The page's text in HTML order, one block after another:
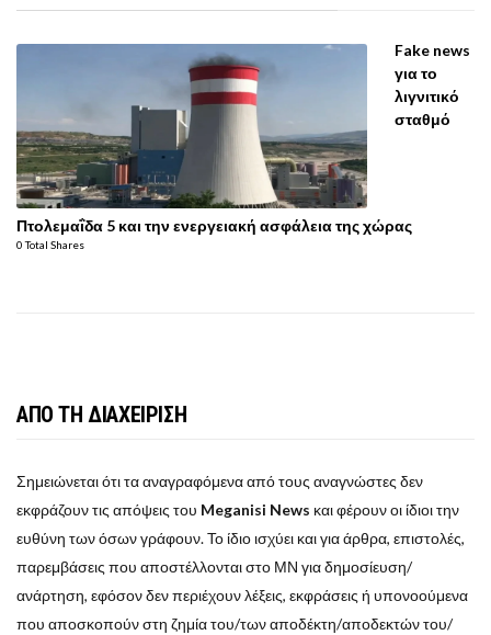
Fake news
για το
λιγνιτικό
σταθμό
Πτολεμαΐδα 5 και την ενεργειακή ασφάλεια της χώρας
0 Total Shares
ΑΠΟ ΤΗ ΔΙΑΧΕΙΡΙΣΗ
Σημειώνεται ότι τα αναγραφόμενα από τους αναγνώστες δεν
εκφράζουν τις απόψεις του Meganisi News και φέρουν οι ίδιοι την
ευθύνη των όσων γράφουν. Το ίδιο ισχύει και για άρθρα, επιστολές,
παρεμβάσεις που αποστέλλονται στο ΜΝ για δημοσίευση/
ανάρτηση, εφόσον δεν περιέχουν λέξεις, εκφράσεις ή υπονοούμενα
που αποσκοπούν στη ζημία του/των αποδέκτη/αποδεκτών του/